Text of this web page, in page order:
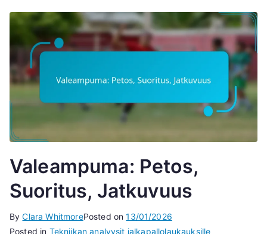
Valeampuma: Petos,
Suoritus, Jatkuvuus
ByClara WhitmorePosted on13/01/2026
Posted in Tekniikan analyysit jalkapallolaukauksille